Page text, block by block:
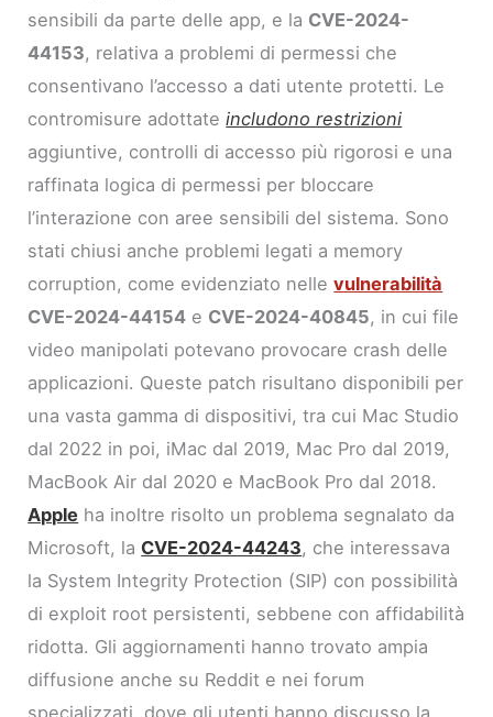
sensibili da parte delle app, e la CVE-2024-
44153, relativa a problemi di permessi che
consentivano l’accesso a dati utente protetti. Le
contromisure adottateincludono restrizioni
aggiuntive, controlli di accesso più rigorosi e una
raffinata logica di permessi per bloccare
l’interazione con aree sensibili del sistema. Sono
stati chiusi anche problemi legati a memory
corruption, come evidenziato nellevulnerabilità
CVE-2024-44154 e CVE-2024-40845, in cui file
video manipolati potevano provocare crash delle
applicazioni. Queste patch risultano disponibili per
una vasta gamma di dispositivi, tra cui Mac Studio
dal 2022 in poi, iMac dal 2019, Mac Pro dal 2019,
MacBook Air dal 2020 e MacBook Pro dal 2018.
Apple ha inoltre risolto un problema segnalato da
Microsoft, laCVE-2024-44243, che interessava
la System Integrity Protection (SIP) con possibilità
di exploit root persistenti, sebbene con affidabilità
ridotta. Gli aggiornamenti hanno trovato ampia
diffusione anche su Reddit e nei forum